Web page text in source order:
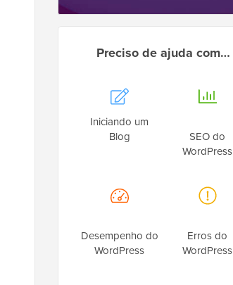
Preciso de ajuda com…
Iniciando um
Blog
SEO do
WordPress
Desempenho do
WordPress
Erros do
WordPress